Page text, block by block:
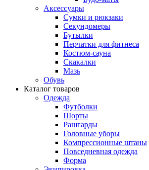
Аксессуары
Сумки и рюкзаки
Секундомеры
Бутылки
Перчатки для фитнеса
Костюм-сауна
Скакалки
Мазь
Обувь
Каталог товаров
Одежда
Футболки
Шорты
Рашгарды
Головные уборы
Компрессионные штаны
Повседневная одежда
Форма